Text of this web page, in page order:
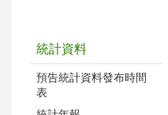
統計資料
預告統計資料發布時間
表